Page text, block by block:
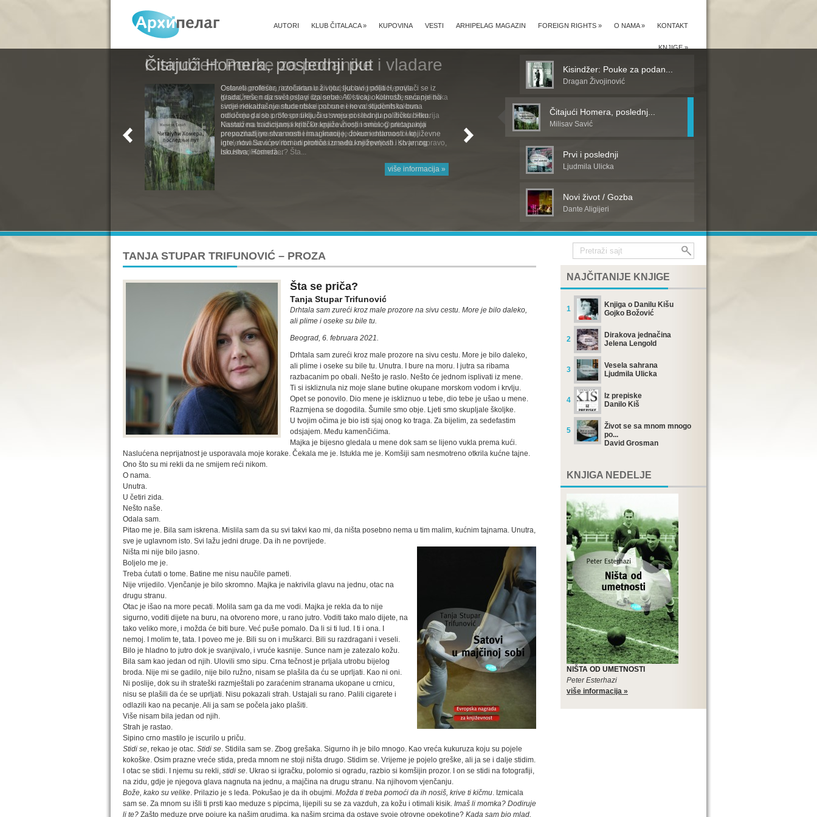
KONTAKT
O NAMA»
FOREIGN RIGHTS »
ARHIPELAG MAGAZIN
VESTI
KUPOVINA
KLUB ČITALACA»
AUTORI
KNJIGE»
Čitajući Homera, poslednji put
Ostareli profesor, razočaran u životu, ljubavi i politici, povlači se iz
grada, rešen da svet ostavi iza sebe. Ali sticaj okolnosti, sećanje na
svoje nekadašnje studentske pobune i nova studentska buna
odlučuju da se profesor uključi u svoju poslednju političku bitku.
Nastao na tradicijama kritičke književnosti i smelog pretapanja
prepoznatljive stvarnosti i imaginacije, dokumentarnosti i književne
igre, novi Savićev roman protiče između književnosti i stvarnog
iskustva, Homera...
više informacija »
Kisindžer: Pouke za podan...
Dragan Živojinović
Čitajući Homera, poslednj...
Milisav Savić
Prvi i poslednji
Ljudmila Ulicka
Novi život / Gozba
Dante Aligijeri
TANJA STUPAR TRIFUNOVIĆ – PROZA
Šta se priča?
Tanja Stupar Trifunović
Drhtala sam zureći kroz male prozore na sivu cestu. More je bilo daleko,
ali plime i oseke su bile tu.
Beograd, 6. februara 2021.
Drhtala sam zureći kroz male prozore na sivu cestu. More je bilo daleko,
ali plime i oseke su bile tu. Unutra. I bure na moru. I jutra sa ribama
razbacanim po obali. Nešto je raslo. Nešto će jednom isplivati iz mene.
Ti si iskliznula niz moje slane butine okupane morskom vodom i krvlju.
Opet se ponovilo. Dio mene je iskliznuo u tebe, dio tebe je ušao u mene.
Razmjena se dogodila. Šumile smo obje. Ljeti smo skupljale školjke.
U tvojim očima je bio isti sjaj onog ko traga. Za bijelim, za sedefastim
odsjajem. Među kamenčićima.
Majka je bijesno gledala u mene dok sam se lijeno vukla prema kući.
Naslućena neprijatnost je usporavala moje korake. Čekala me je. Istukla me je. Komšiji sam nesmotreno otkrila kućne tajne.
Ono što su mi rekli da ne smijem reći nikom.
O nama.
Unutra.
U četiri zida.
Nešto naše.
Odala sam.
Pitao me je. Bila sam iskrena. Mislila sam da su svi takvi kao mi, da ništa posebno nema u tim malim, kućnim tajnama. Unutra,
sve je uglavnom isto. Svi lažu jedni druge. Da ih ne povrijede.
Ništa mi nije bilo jasno.
Boljelo me je.
Treba ćutati o tome. Batine me nisu naučile pameti.
Nije vrijedilo. Vjenčanje je bilo skromno. Majka je nakrivila glavu na jednu, otac na
drugu stranu.
Otac je išao na more pecati. Molila sam ga da me vodi. Majka je rekla da to nije
sigurno, voditi dijete na buru, na otvoreno more, u rano jutro. Voditi tako malo dijete, na
tako veliko more, i možda će biti bure. Već puše pomalo. Da li si ti lud. I ti i ona. I
nemoj. I molim te, tata. I poveo me je. Bili su on i muškarci. Bili su razdragani i veseli.
Bilo je hladno to jutro dok je svanjivalo, i vruće kasnije. Sunce nam je zatezalo kožu.
Bila sam kao jedan od njih. Ulovili smo sipu. Crna tečnost je prljala utrobu bijelog
broda. Nije mi se gadilo, nije bilo ružno, nisam se plašila da ću se uprljati. Kao ni oni.
Ni poslije, dok su ih strateški razmještali po zaraćenim stranama ukopane u crnicu,
nisu se plašili da će se uprljati. Nisu pokazali strah. Ustajali su rano. Palili cigarete i
odlazili kao na pecanje. Ali ja sam se počela jako plašiti.
Više nisam bila jedan od njih.
Strah je rastao.
Sipino crno mastilo je iscurilo u priču.
Stidi se, rekao je otac. Stidi se. Stidila sam se. Zbog grešaka. Sigurno ih je bilo mnogo. Kao vreća kukuruza koju su pojele
kokoške. Osim prazne vreće stida, preda mnom ne stoji ništa drugo. Stidim se. Vrijeme je pojelo greške, ali ja se i dalje stidim.
I otac se stidi. I njemu su rekli, stidi se. Ukrao si igračku, polomio si ogradu, razbio si komšijin prozor. I on se stidi na fotografiji,
na zidu, gdje je njegova glava nagnuta na jednu, a majčina na drugu stranu. Na njihovom vjenčanju.
Bože, kako su velike. Prilazio je s leđa. Pokušao je da ih obujmi. Možda ti treba pomoći da ih nosiš, krive ti kičmu. Izmicala
sam se. Za mnom su išli ti prsti kao meduze s pipcima, lijepili su se za vazduh, za kožu i otimali kisik. Imaš li momka? Dodiruje
li te? Zašto meduze prve pojure ka našim grudima, ka našim srcima da ostave svoje otrovne opekotine? Kada sam bio mlad,
NAJČITANIJE KNJIGE
1
Knjiga o Danilu Kišu
Gojko Božović
2
Dirakova jednačina
Jelena Lengold
3
Vesela sahrana
Ljudmila Ulicka
4
Iz prepiske
Danilo Kiš
5
Život se sa mnom mnogo
po...
David Grosman
KNJIGA NEDELJE
NIŠTA OD UMETNOSTI
Peter Esterhazi
više informacija »